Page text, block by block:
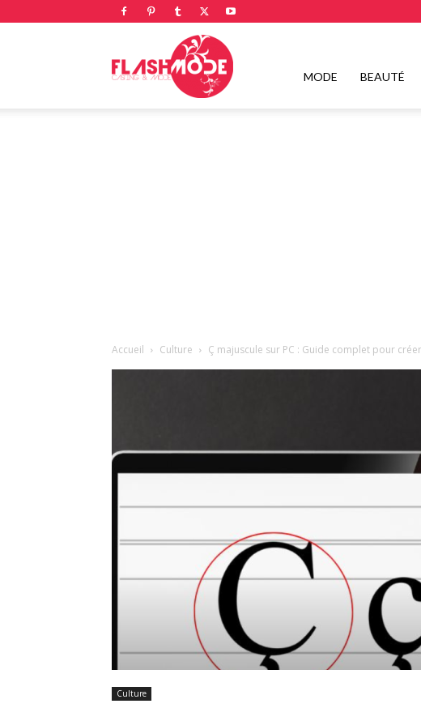
Flashmode
et
MODE BEAUTÉ
Accueil Culture Ç majuscule sur PC : Guide complet pour
Culture